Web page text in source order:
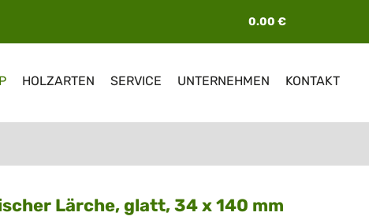
überspringen
0.00 €
HOLZARTEN SERVICE UNTERNEHMEN KONTAKT
Lärche, glatt, 34 x 140 mm